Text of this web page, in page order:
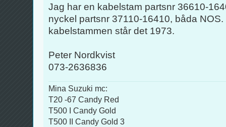
Jag har en kabelstam partsnr 36610-
nyckel partsnr 37110-16410, båda
kabelstammen står det 1973.
Peter Nordkvist
073-2636836
Mina Suzuki mc:
T20 -67 Candy Red
T500 I Candy Gold
T500 II Candy Gold 3